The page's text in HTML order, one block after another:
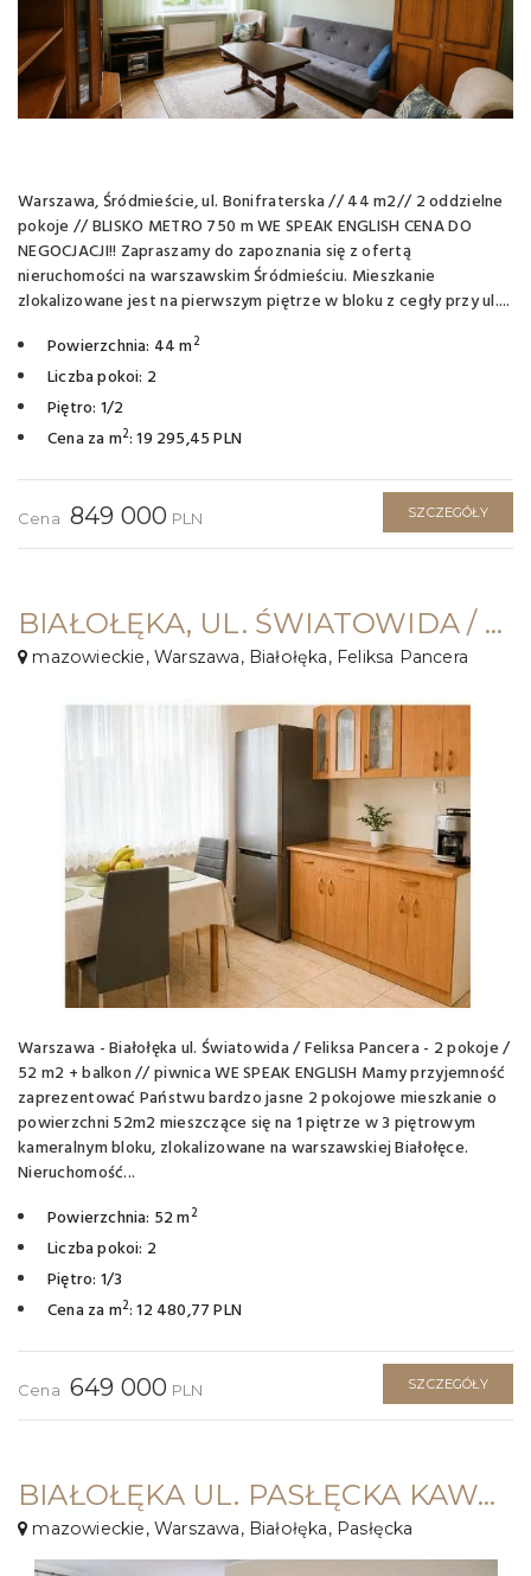
Warszawa, Śródmieście, ul. Bonifraterska // 44 m2// 2 oddzielne
pokoje // BLISKO METRO 750 m WE SPEAK ENGLISH CENA DO
NEGOCJACJI!! Zapraszamy do zapoznania się z ofertą
nieruchomości na warszawskim Śródmieściu. Mieszkanie
zlokalizowane jest na pierwszym piętrze w bloku z cegły przy ul....
Powierzchnia: 44 m2
Liczba pokoi: 2
Piętro: 1/2
Cena za m2: 19 295,45 PLN
Cena 849 000 PLN SZCZEGÓŁY
BIAŁOŁĘKA, UL. ŚWIATOWIDA / PANCERA ⭐52M2 / 2 POKOJE + BALKON ⭐PIWNICA
mazowieckie, Warszawa, Białołęka, Feliksa Pancera
Warszawa - Białołęka ul. Światowida / Feliksa Pancera - 2 pokoje /
52 m2 + balkon // piwnica WE SPEAK ENGLISH Mamy przyjemność
zaprezentować Państwu bardzo jasne 2 pokojowe mieszkanie o
powierzchni 52m2 mieszczące się na 1 piętrze w 3 piętrowym
kameralnym bloku, zlokalizowane na warszawskiej Białołęce.
Nieruchomość...
Powierzchnia: 52 m2
Liczba pokoi: 2
Piętro: 1/3
Cena za m2: 12 480,77 PLN
Cena 649 000 PLN SZCZEGÓŁY
BIAŁOŁĘKA UL. PASŁĘCKA KAWALERKA - 33M2 + BALKON DO WEJŚCIA
mazowieckie, Warszawa, Białołęka, Pasłęcka